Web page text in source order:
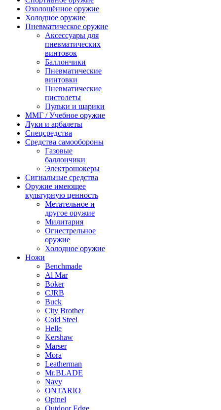
Охолощённое оружие
Холодное оружие
Пневматическое оружие
Аксессуары для
пневматических
винтовок
Баллончики
Пневматические
винтовки
Пневматические
пистолеты
Пульки и шарики
ММГ / Учебное оружие
Луки и арбалеты
Спецсредства
Средства самообороны
Газовые
баллончики
Электрошокеры
Сигнальные средства
Оружие имеющее
культурную ценность
Метательное и
другое оружие
Милитария
Огнестрельное
оружие
Холодное оружие
Ножи
Benchmade
Al Mar
Boker
CJRB
Buck
City Brother
Cold Steel
Helle
Kershaw
Marser
Mora
Leatherman
Mr.BLADE
Navy
ONTARIO
Opinel
Outdoor Edge